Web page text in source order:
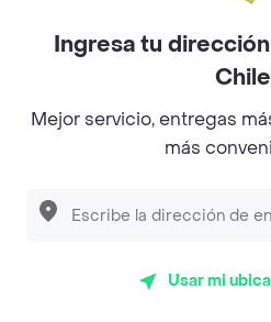
Pide tu comida favorita
Categorías
Ingresa tu
Mejor servicio, entregas
más
Usar mi